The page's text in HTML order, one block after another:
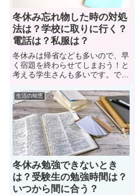
冬休み忘れ物した時の対処
法は？学校に取りに行く？
電話は？私服は？
冬休みは帰省なども多いので、早
く宿題を終わらせてしまおう！と
考える学生さんも多いです。で
たことに気が付き、取りに行って
も大丈夫なのか？と悩んでいる学
生も多い。このページでは、冬休
み忘れ物した時の対処法について
紹介しています。
生活の知恵
冬休み勉強できないとき
は？受験生の勉強時間は？
いつから間に合う？